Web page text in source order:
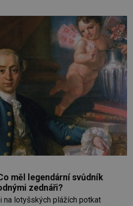
po studiích jsem odešla z rodného
měl legendární svůdník
zednáři?
na lotyšských plážích potkat